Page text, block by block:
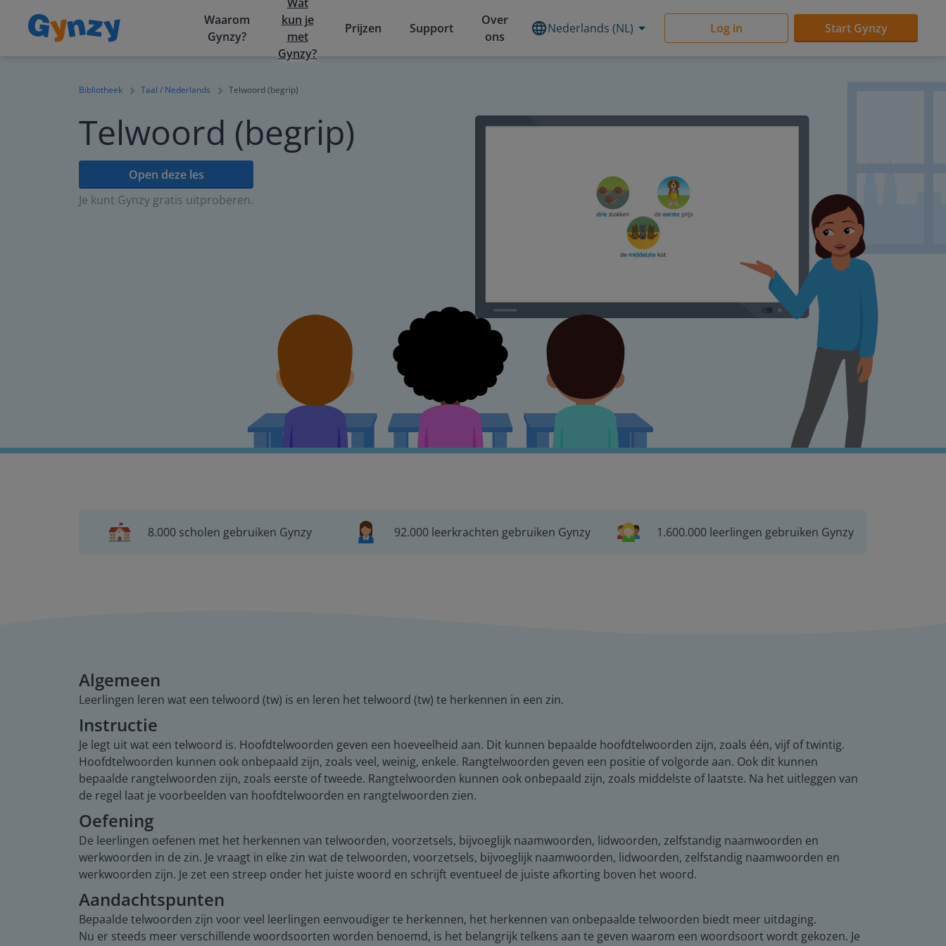
Waarom
Gynzy?
kun je
met
Gynzy?
Prijzen Support
Over
ons
Nederlands (NL) Log in Start Gynzy
Bibliotheek Taal / Nederlands Telwoord (begrip)
Telwoord (begrip)
Open deze les
Je kunt Gynzy gratis uitproberen.
8.000 scholen gebruiken Gynzy 92.000 leerkrachten gebruiken Gynzy 1.600.000 leerlingen gebruiken Gynzy
Algemeen
Leerlingen leren wat een telwoord (tw) is en leren het telwoord (tw) te herkennen in een zin.
Instructie
Je legt uit wat een telwoord is. Hoofdtelwoorden geven een hoeveelheid aan. Dit kunnen bepaalde hoofdtelwoorden zijn, zoals één, vijf of twintig.
Hoofdtelwoorden kunnen ook onbepaald zijn, zoals veel, weinig, enkele. Rangtelwoorden geven een positie of volgorde aan. Ook dit kunnen
bepaalde rangtelwoorden zijn, zoals eerste of tweede. Rangtelwoorden kunnen ook onbepaald zijn, zoals middelste of laatste. Na het uitleggen van
de regel laat je voorbeelden van hoofdtelwoorden en rangtelwoorden zien.
Oefening
De leerlingen oefenen met het herkennen van telwoorden, voorzetsels, bijvoeglijk naamwoorden, lidwoorden, zelfstandig naamwoorden en
werkwoorden in de zin. Je vraagt in elke zin wat de telwoorden, voorzetsels, bijvoeglijk naamwoorden, lidwoorden, zelfstandig naamwoorden en
werkwoorden zijn. Je zet een streep onder het juiste woord en schrijft eventueel de juiste afkorting boven het woord.
Aandachtspunten
Bepaalde telwoorden zijn voor veel leerlingen eenvoudiger te herkennen, het herkennen van onbepaalde telwoorden biedt meer uitdaging.
Nu er steeds meer verschillende woordsoorten worden benoemd, is het belangrijk telkens aan te geven waarom een woordsoort wordt gekozen. Je